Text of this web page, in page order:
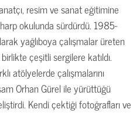
resim ve sanat eğitimine
okulunda sürdürdü. 1985-
yağlıboya çalışmalar üreten
çeşitli sergilere katıldı.
atölyelerde çalışmalarını
Orhan Gürel ile yürüttüğü
Kendi çektiği fotoğrafları ve